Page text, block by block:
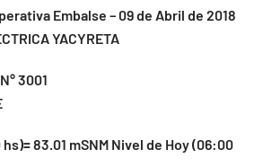
Embalse – 09 de Abril de 2018
YACYRETA
3001
83.01 mSNM Nivel de Hoy (06:00